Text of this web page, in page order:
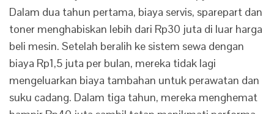
Dalam dua tahun pertama, biaya servis, sparepart dan
toner menghabiskan lebih dari Rp30 juta di luar harga
beli mesin. Setelah beralih ke sistem sewa dengan
biaya Rp1,5 juta per bulan, mereka tidak lagi
mengeluarkan biaya tambahan untuk perawatan dan
suku cadang. Dalam tiga tahun, mereka menghemat